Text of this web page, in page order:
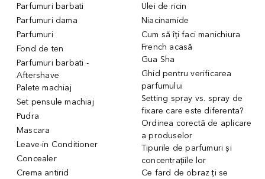
Parfumuri barbati
Parfumuri dama
Parfumuri
Fond de ten
Parfumuri barbati -
Aftershave
Palete machiaj
Set pensule machiaj
Pudra
Mascara
Leave-in Conditioner
Concealer
Crema antirid
Ulei de ricin
Niacinamide
Cum să îți faci manichiura
French acasă
Gua Sha
Ghid pentru verificarea
parfumului
Setting spray vs. spray de
fixare care este diferenta?
Ordinea corectă de aplicare
a produselor
Tipurile de parfumuri și
concentrațiile lor
Ce fard de obraz ți se